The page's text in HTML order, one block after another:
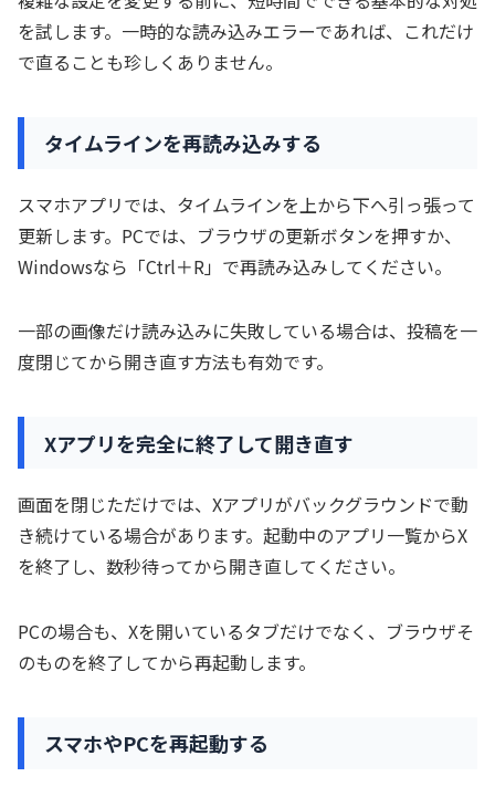
を試します。一時的な読み込みエラーであれば、これだけ
で直ることも珍しくありません。
タイムラインを再読み込みする
スマホアプリでは、タイムラインを上から下へ引っ張って
更新します。PCでは、ブラウザの更新ボタンを押すか、
Windowsなら「Ctrl＋R」で再読み込みしてください。
一部の画像だけ読み込みに失敗している場合は、投稿を一
度閉じてから開き直す方法も有効です。
Xアプリを完全に終了して開き直す
画面を閉じただけでは、Xアプリがバックグラウンドで動
き続けている場合があります。起動中のアプリ一覧からX
を終了し、数秒待ってから開き直してください。
PCの場合も、Xを開いているタブだけでなく、ブラウザそ
のものを終了してから再起動します。
スマホやPCを再起動する